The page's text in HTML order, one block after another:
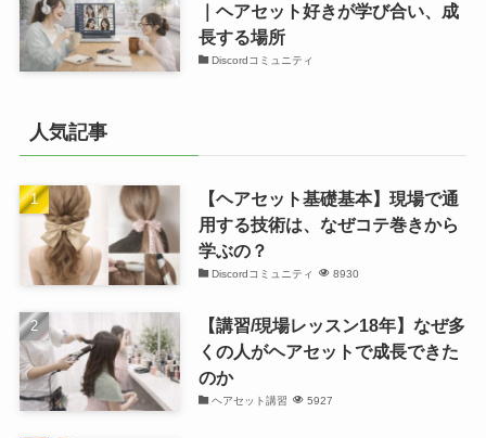
｜ヘアセット好きが学び合い、成
長する場所
Discordコミュニティ
人気記事
【ヘアセット基礎基本】現場で通
用する技術は、なぜコテ巻きから
学ぶの？
Discordコミュニティ 8930
【講習/現場レッスン18年】なぜ多
くの人がヘアセットで成長できた
のか
ヘアセット講習 5927